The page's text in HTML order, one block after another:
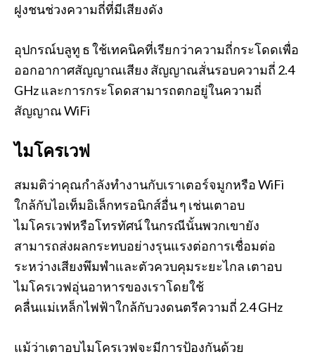
ฝูงชนช่วงความถี่ที่มีเสียงดัง
อุปกรณ์บลูทู ธ ใช้เทคนิคที่เรียกว่าความถี่กระโดดเพื่อ
ออกอากาศสัญญาณเสียง สัญญาณสั่นรอบความถี่ 2.4
GHz และการกระโดดสามารถตกอยู่ในความถี่
สัญญาณ WiFi
ไมโครเวฟ
สมมติว่าคุณกำลังทำงานกับเราเตอร์จมูกหรือ WiFi
ใกล้กับไอเท็มอิเล็กทรอนิกส์อื่น ๆ เช่นเตาอบ
ไมโครเวฟหรือโทรทัศน์ ในกรณีนั้นพวกเขายัง
สามารถส่งผลกระทบอย่างรุนแรงต่อการเชื่อมต่อ
ระหว่างเสียงพึมพำและตัวควบคุมระยะไกล เตาอบ
ไมโครเวฟอุ่นอาหารของเราโดยใช้
คลื่นแม่เหล็กไฟฟ้าใกล้กับวงดนตรีความถี่ 2.4 GHz
แม้ว่าเตาอบไมโครเวฟจะมีการป้องกันด้วย